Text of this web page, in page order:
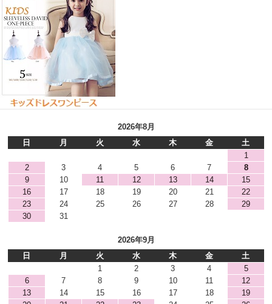
2026年8月
日
月 火 水 木 金
土
1
2
3 4 5 6 7
8
9
10 11 12 13 14
15
16
17 18 19 20 21
22
23
24 25 26 27 28
29
30
31
2026年9月
日
月 火 水 木 金
土
1
2 3 4
5
6
7 8 9 10 11
12
13
14 15 16 17 18
19